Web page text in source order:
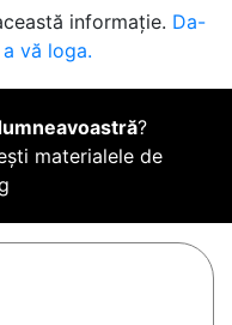
informație. Da-
vă loga.
?
materialele de